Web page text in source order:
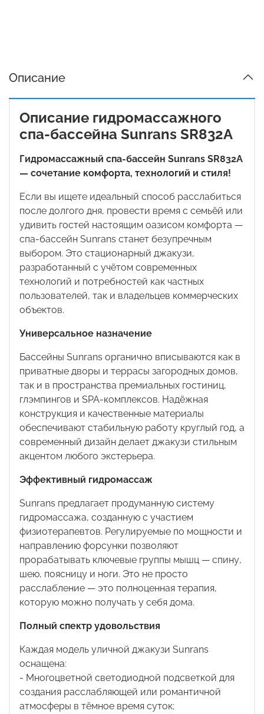
Описание
Описание гидромассажного
спа-бассейна Sunrans SR832A
Гидромассажный спа-бассейн Sunrans SR832A
— сочетание комфорта, технологий и стиля!
Если вы ищете идеальный способ расслабиться
после долгого дня, провести время с семьёй или
удивить гостей настоящим оазисом комфорта —
спа-бассейн Sunrans станет безупречным
выбором. Это стационарный джакузи,
разработанный с учётом современных
технологий и потребностей как частных
пользователей, так и владельцев коммерческих
объектов.
Универсальное назначение
Бассейны Sunrans органично вписываются как в
приватные дворы и террасы загородных домов,
так и в пространства премиальных гостиниц,
глэмпингов и SPA-комплексов. Надёжная
конструкция и качественные материалы
обеспечивают стабильную работу круглый год, а
современный дизайн делает джакузи стильным
акцентом любого экстерьера.
Эффективный гидромассаж
Sunrans предлагает продуманную систему
гидромассажа, созданную с участием
физиотерапевтов. Регулируемые по мощности и
направлению форсунки позволяют
прорабатывать ключевые группы мышц — спину,
шею, поясницу и ноги. Это не просто
расслабление — это полноценная терапия,
которую можно получать у себя дома.
Полный спектр удовольствия
Каждая модель уличной джакузи Sunrans
оснащена:
- Многоцветной светодиодной подсветкой для
создания расслабляющей или романтичной
атмосферы в тёмное время суток;